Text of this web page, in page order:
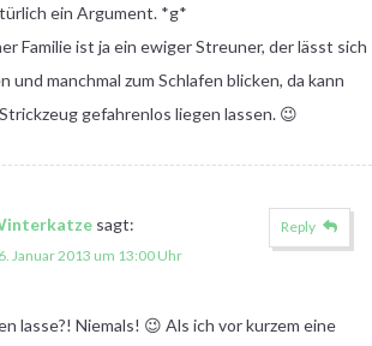
ein Argument. *g*
Familie ist ja ein ewiger Streuner, der lässt sich
und manchmal zum Schlafen blicken, da kann
gefahrenlos liegen lassen. 😉
sagt:
Januar 2013 um 13:00 Uhr
lasse?! Niemals! 😉 Als ich vor kurzem eine
Reply